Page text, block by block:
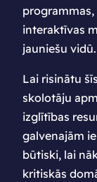
interaktīvas
jauniešu vidū.
Lai risinātu
skolotāju
izglītības
galvenajām
būtiski, lai
kritiskās